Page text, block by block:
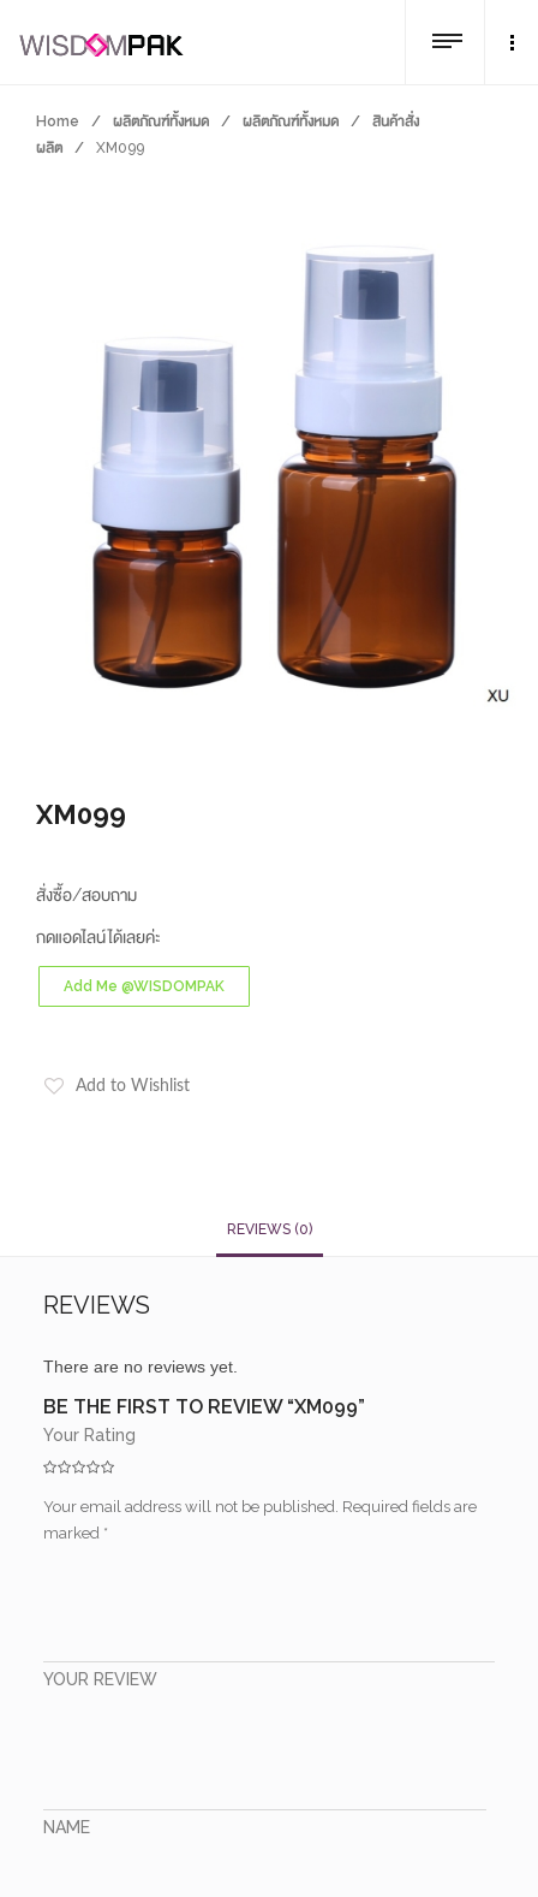
Home / ผลิตภัณฑ์ทั้งหมด / ผลิตภัณฑ์ทั้งหมด /
สินค้าสั่ง
ผลิต
/ XM099
XM099
สั่งซื้อ/สอบถาม
กดแอดไลน์ได้เลยค่ะ
Add Me @WISDOMPAK
Add to Wishlist
REVIEWS (0)
REVIEWS
There are no reviews yet.
BE THE FIRST TO REVIEW “XM099”
Your email address will not be published. Required fields are
marked *
Your Rating
YOUR REVIEW
NAME